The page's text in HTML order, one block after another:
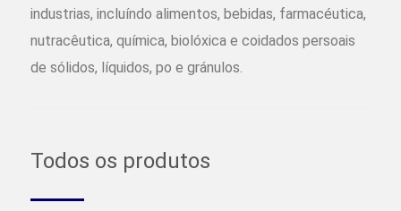
industrias, incluíndo alimentos, bebidas, farmacéutica,
nutracêutica, química, biolóxica e coidados persoais
de sólidos, líquidos, po e gránulos.
Todos os produtos